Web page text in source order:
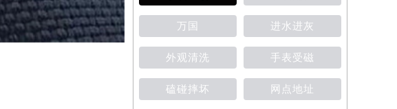
万国 进水进灰
外观清洗 手表受磁
磕碰摔坏 网点地址